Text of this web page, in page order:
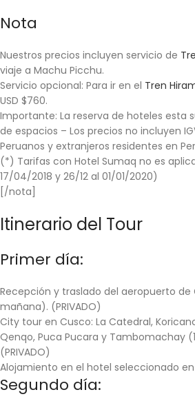
Nota
Nuestros precios incluyen servicio de
viaje a Machu Picchu.
Servicio opcional: Para ir en el Tren
USD $760.
Importante: La reserva de hoteles esta
de espacios – Los precios no incluyen
Peruanos y extranjeros residentes en
(*) Tarifas con Hotel Sumaq no es
17/04/2018 y 26/12 al 01/01/2020)
[/nota]
Itinerario del Tour
Primer día:
Recepción y traslado del aeropuerto
mañana). (PRIVADO)
City tour en Cusco: La Catedral,
Qenqo, Puca Pucara y Tambomachay
(PRIVADO)
Alojamiento en el hotel seleccionado
Segundo día: